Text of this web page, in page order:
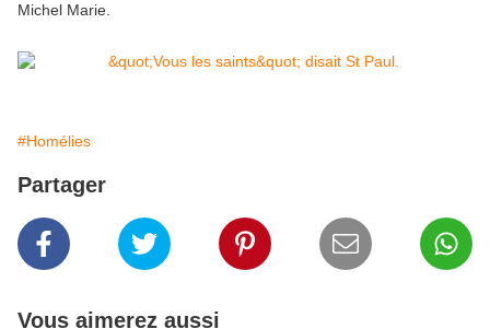
Michel Marie.
#Homélies
Partager
Vous aimerez aussi